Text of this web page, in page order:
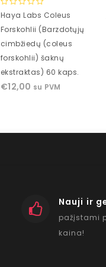
0
of
5
Haya Labs Coleus
Forskohlii (Barzdotųjų
cimbžiedų (coleus
forskohlii) šaknų
ekstraktas) 60 kaps.
€12,00 su PVM
Nauji ir
pažįstami
kaina!